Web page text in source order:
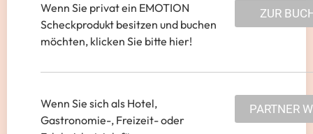
ZUR
Wenn Sie privat ein EMOTION
Scheckprodukt besitzen und buchen
möchten, klicken Sie bitte hier!
PARTNER
Wenn Sie sich als Hotel,
Gastronomie-, Freizeit- oder